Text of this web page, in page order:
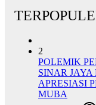
2
POLEMIK
SINAR
APRESIASI
MUBA